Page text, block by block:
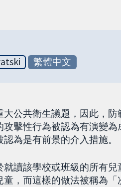
繁體中文
公共衛生議題，因此，
擊性行為被認為有演變
為是有前景的介入措施。
讀該學校或班級的所有
，而這樣的做法被稱為